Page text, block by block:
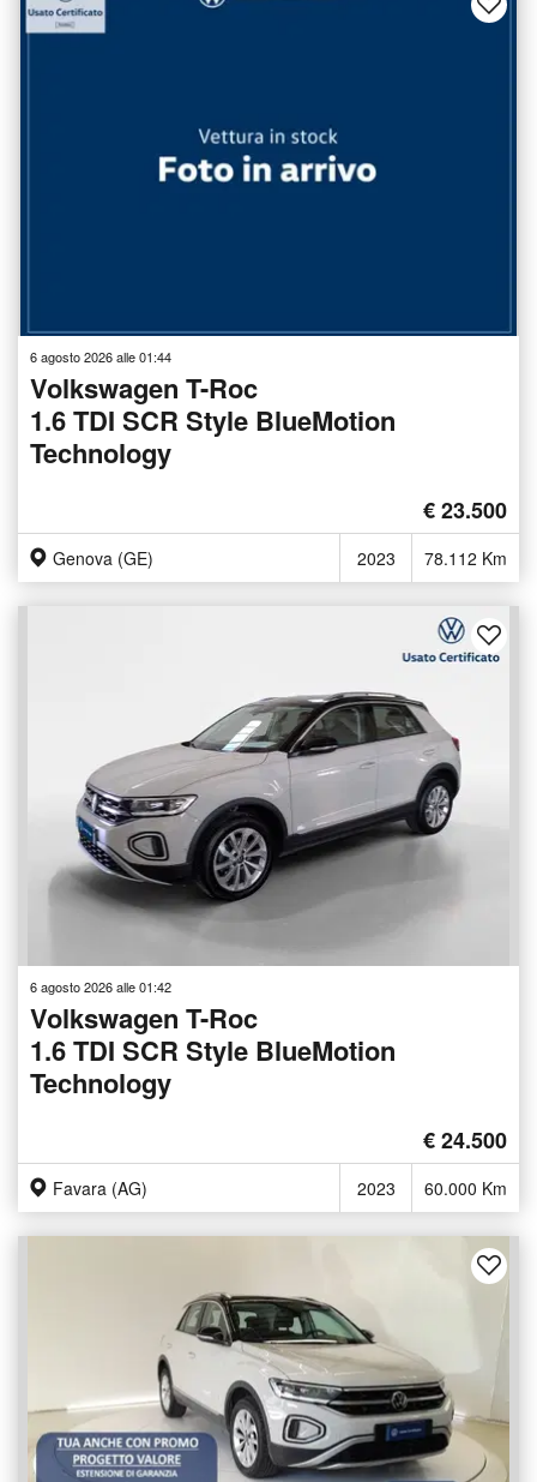
6 agosto 2026 alle 01:44
Volkswagen T-Roc
1.6 TDI SCR Style BlueMotion
Technology
€ 23.500
Genova (GE) 2023 78.112 Km
6 agosto 2026 alle 01:42
Volkswagen T-Roc
1.6 TDI SCR Style BlueMotion
Technology
€ 24.500
Favara (AG) 2023 60.000 Km